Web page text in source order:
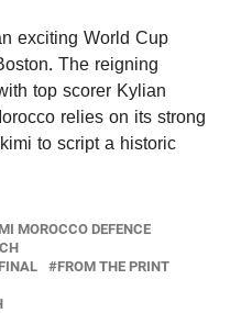
exciting World Cup
The reigning
top scorer Kylian
relies on its strong
to script a historic
MOROCCO DEFENCE
FROM THE PRINT